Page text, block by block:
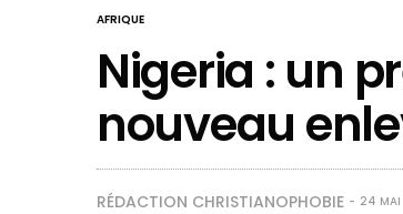
AFRIQUE
Nigeria : un
nouveau
RÉDACTION CHRISTIANOPHOBIE 24